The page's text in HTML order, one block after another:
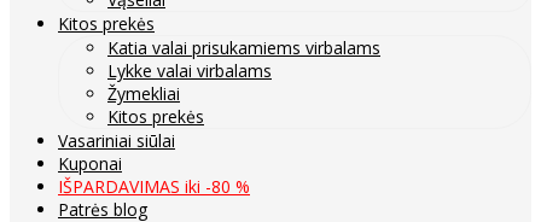
Kitos prekės
Katia valai prisukamiems virbalams
Lykke valai virbalams
Žymekliai
Kitos prekės
Vasariniai siūlai
Kuponai
IŠPARDAVIMAS iki -80 %
Patrės blog